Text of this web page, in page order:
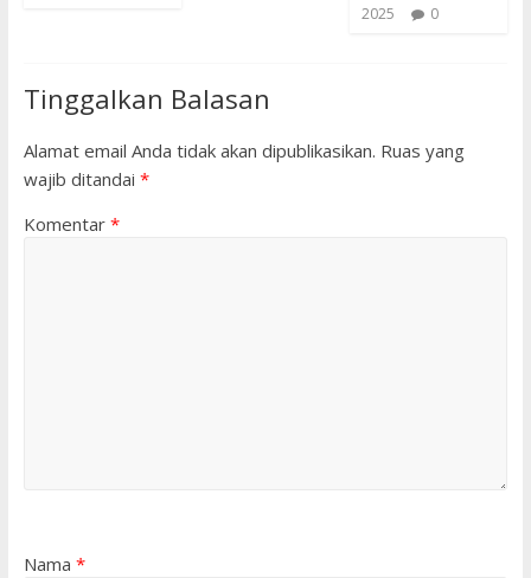
2025
0
Tinggalkan Balasan
Alamat email Anda tidak akan dipublikasikan. Ruas yang
wajib ditandai *
Komentar *
Nama *